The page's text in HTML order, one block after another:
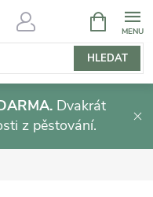
HLEDAT
NÁKUPNÍ
KOŠÍK
Dvakrát
z pěstování.